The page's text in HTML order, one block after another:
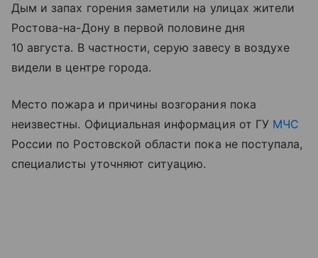
Дым и запах горения заметили на улицах жители
Ростова-на-Дону в первой половине дня
10 августа. В частности, серую завесу в воздухе
видели в центре города.
Место пожара и причины возгорания пока
неизвестны. Официальная информация от ГУ МЧС
России по Ростовской области пока не поступала,
специалисты уточняют ситуацию.